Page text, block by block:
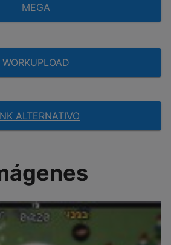
MEGA
WORKUPLOAD
ALTERNATIVO